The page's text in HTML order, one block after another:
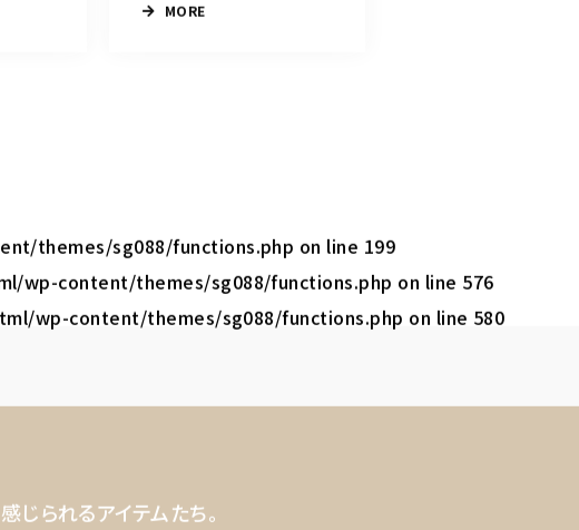
MORE
themes/sg088/functions.php on line 199
wp-content/themes/sg088/functions.php on line 576
wp-content/themes/sg088/functions.php on line 580
じられるアイテムたち。